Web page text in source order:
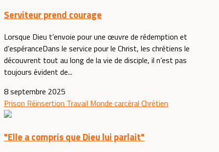
Serviteur prend courage
Lorsque Dieu t’envoie pour une œuvre de rédemption et
d’espéranceDans le service pour le Christ, les chrétiens le
découvrent tout au long de la vie de disciple, il n’est pas
toujours évident de...
8 septembre 2025
Prison Réinsertion Travail Monde carcéral Chrétien
"Elle a compris que Dieu lui parlait"